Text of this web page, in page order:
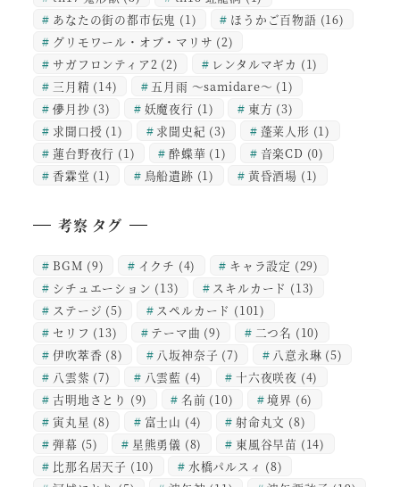
あなたの街の都市伝鬼 (1) ほうかご百物語 (16)
グリモワール・オブ・マリサ (2)
サガフロンティア2 (2) レンタルマギカ (1)
三月精 (14) 五月雨 ～samidare～ (1)
儚月抄 (3) 妖魔夜行 (1) 東方 (3)
求聞口授 (1) 求聞史紀 (3) 蓬莱人形 (1)
蓮台野夜行 (1) 酔蝶華 (1) 音楽CD (0)
香霖堂 (1) 鳥船遺跡 (1) 黄昏酒場 (1)
考察 タグ
BGM (9) イクチ (4) キャラ設定 (29)
シチュエーション (13) スキルカード (13)
ステージ (5) スペルカード (101)
セリフ (13) テーマ曲 (9) 二つ名 (10)
伊吹萃香 (8) 八坂神奈子 (7) 八意永琳 (5)
八雲紫 (7) 八雲藍 (4) 十六夜咲夜 (4)
古明地さとり (9) 名前 (10) 境界 (6)
寅丸星 (8) 富士山 (4) 射命丸文 (8)
弾幕 (5) 星熊勇儀 (8) 東風谷早苗 (14)
比那名居天子 (10) 水橋パルスィ (8)